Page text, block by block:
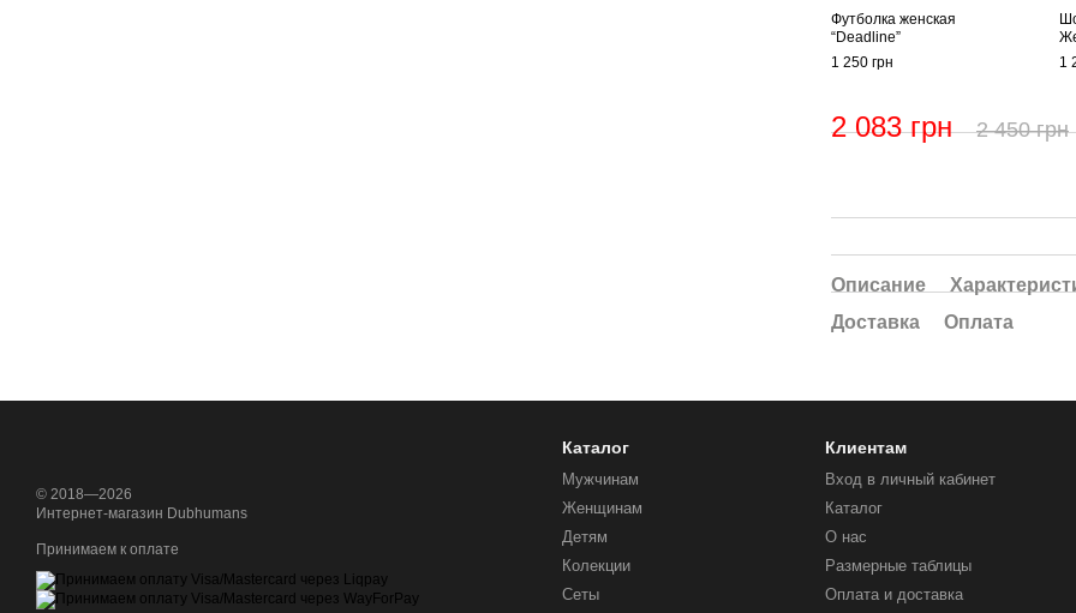
Футболка женская
“Deadline”
1 250 грн
1
2 083 грн 2 450 грн
Описание
Доставка
Оплата
© 2018—2026
Интернет-магазин Dubhumans
Принимаем к оплате
Каталог
Мужчинам
Женщинам
Детям
Колекции
Сеты
Клиентам
Вход в личный кабинет
Каталог
О нас
Размерные таблицы
Оплата и доставка